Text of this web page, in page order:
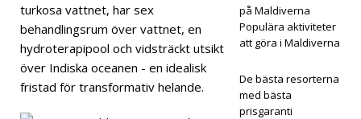
OCH
RESO
turkosa vattnet, har sex
behandlingsrum över vattnet, en
hydroterapipool och vidsträckt utsikt
över Indiska oceanen - en idealisk
fristad för transformativ helande.
på Maldiverna
Populära aktiviteter
att göra i Maldiverna
De bästa resorterna
med bästa
prisgaranti